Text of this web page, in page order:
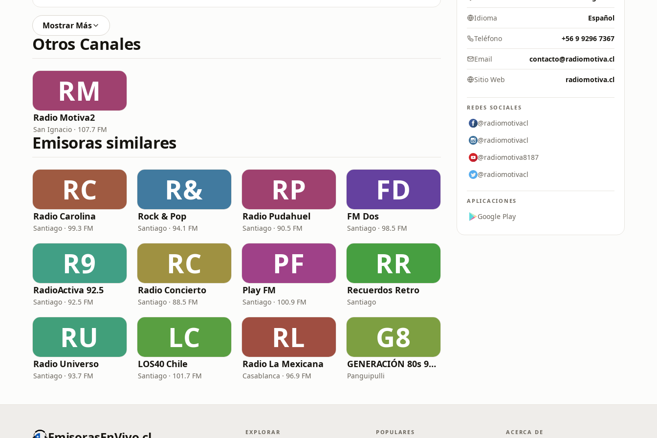
Mostrar Más
Otros Canales
RM
Radio Motiva2
San Ignacio · 107.7 FM
Emisoras similares
RC
Radio Carolina
Santiago · 99.3 FM
R&
Rock & Pop
Santiago · 94.1 FM
RP
Radio Pudahuel
Santiago · 90.5 FM
FD
FM Dos
Santiago · 98.5 FM
R9
RadioActiva 92.5
Santiago · 92.5 FM
RC
Radio Concierto
Santiago · 88.5 FM
PF
Play FM
Santiago · 100.9 FM
RR
Recuerdos Retro
Santiago
RU
Radio Universo
Santiago · 93.7 FM
LC
LOS40 Chile
Santiago · 101.7 FM
RL
Radio La Mexicana
Casablanca · 96.9 FM
G8
GENERACIÓN 80s 90s Neltume Chile Radio
Panguipulli
Idioma Español
Teléfono +56 9 9296 7367
Email contacto@radiomotiva.cl
Sitio Web radiomotiva.cl
REDES SOCIALES
@radiomotivacl
@radiomotivacl
@radiomotiva8187
@radiomotivacl
APLICACIONES
Google Play
EXPLORAR POPULARES ACERCA DE